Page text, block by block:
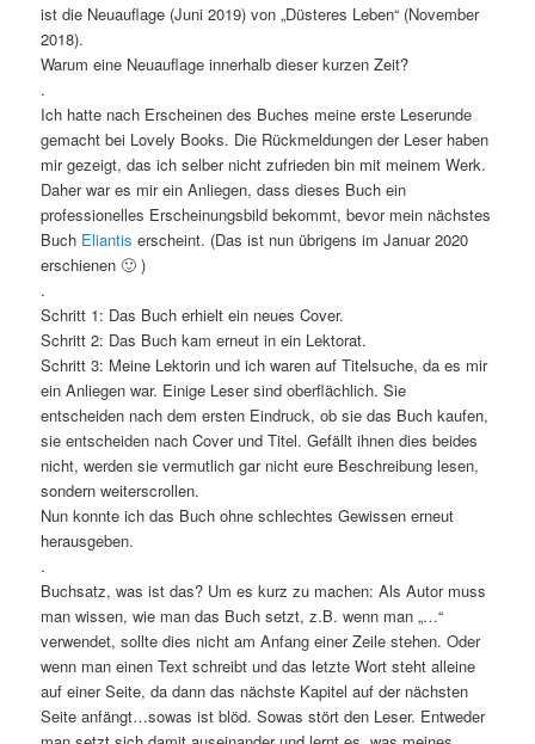
ist die Neuauflage (Juni 2019) von „Düsteres Leben“ (November
2018).
Warum eine Neuauflage innerhalb dieser kurzen Zeit?
.
Ich hatte nach Erscheinen des Buches meine erste Leserunde
gemacht bei Lovely Books. Die Rückmeldungen der Leser haben
mir gezeigt, das ich selber nicht zufrieden bin mit meinem Werk.
Daher war es mir ein Anliegen, dass dieses Buch ein
professionelles Erscheinungsbild bekommt, bevor mein nächstes
Buch Eliantiserscheint. (Das ist nun übrigens im Januar 2020
erschienen 🙂 )
.
Schritt 1: Das Buch erhielt ein neues Cover.
Schritt 2: Das Buch kam erneut in ein Lektorat.
Schritt 3: Meine Lektorin und ich waren auf Titelsuche, da es mir
ein Anliegen war. Einige Leser sind oberflächlich. Sie
entscheiden nach dem ersten Eindruck, ob sie das Buch kaufen,
sie entscheiden nach Cover und Titel. Gefällt ihnen dies beides
nicht, werden sie vermutlich gar nicht eure Beschreibung lesen,
sondern weiterscrollen.
Nun konnte ich das Buch ohne schlechtes Gewissen erneut
herausgeben.
.
Buchsatz, was ist das? Um es kurz zu machen: Als Autor muss
man wissen, wie man das Buch setzt, z.B. wenn man „…“
verwendet, sollte dies nicht am Anfang einer Zeile stehen. Oder
wenn man einen Text schreibt und das letzte Wort steht alleine
auf einer Seite, da dann das nächste Kapitel auf der nächsten
Seite anfängt…sowas ist blöd. Sowas stört den Leser. Entweder